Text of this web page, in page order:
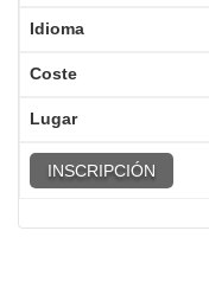
INSCRIPCIÓN